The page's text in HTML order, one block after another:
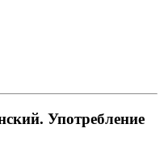
Употребление